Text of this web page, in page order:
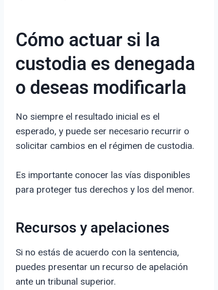
Cómo actuar si la
custodia es denegada
o deseas modificarla
No siempre el resultado inicial es el
esperado, y puede ser necesario recurrir o
solicitar cambios en el régimen de custodia.
Es importante conocer las vías disponibles
para proteger tus derechos y los del menor.
Recursos y apelaciones
Si no estás de acuerdo con la sentencia,
puedes presentar un recurso de apelación
ante un tribunal superior.